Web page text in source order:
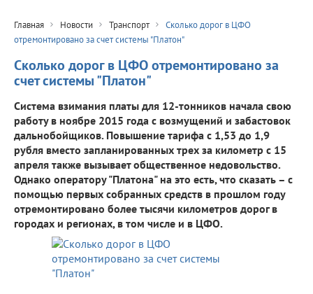
Главная Новости Транспорт
Сколько дорог в ЦФО
отремонтировано за счет системы "Платон"
Сколько дорог в ЦФО отремонтировано за
счет системы "Платон"
Система взимания платы для 12-тонников начала свою
работу в ноябре 2015 года с возмущений и забастовок
дальнобойщиков. Повышение тарифа с 1,53 до 1,9
рубля вместо запланированных трех за километр с 15
апреля также вызывает общественное недовольство.
Однако оператору "Платона" на это есть, что сказать – с
помощью первых собранных средств в прошлом году
отремонтировано более тысячи километров дорог в
городах и регионах, в том числе и в ЦФО.